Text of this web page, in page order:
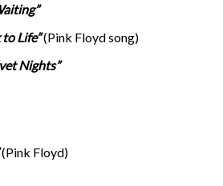
Life”(Pink Floyd song)
Nights”
Floyd)